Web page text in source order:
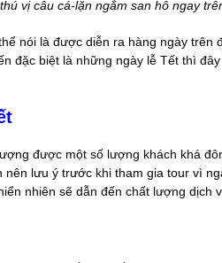
vị câu cá-lặn ngắm san hô ngay
nói là được diễn ra hàng ngày trên
đặc biệt là những ngày lễ Tết thì
được một số lượng khách khá
lưu ý trước khi tham gia tour vì
nhiên sẽ dẫn đến chất lượng dịch